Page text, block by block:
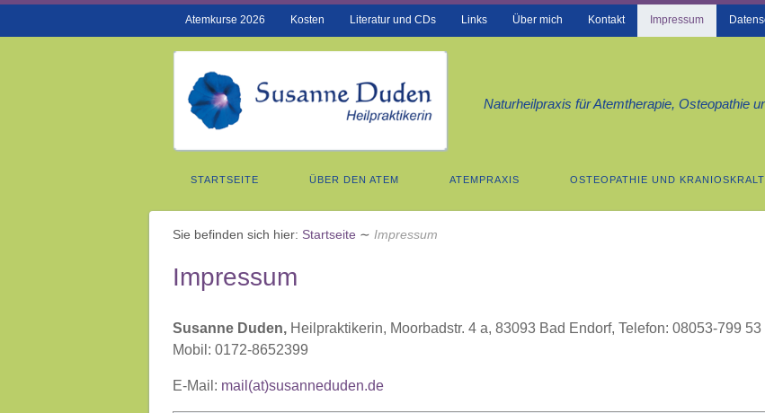
Atemkurse 2026 Kosten Literatur und CDs Links Über mich Kontakt Impressum
Naturheilpraxis für Atemtherapie, Osteopathie
STARTSEITE ÜBER DEN ATEM ATEMPRAXIS OSTEOPATHIE UND
Sie befinden sich hier: Startseite ∼ Impressum
Impressum
Susanne Duden, Heilpraktikerin, Moorbadstr. 4 a, 83093 Bad Endorf, Telefon: 08053-799 53
Mobil: 0172-8652399
E-Mail: mail(at)susanneduden.de